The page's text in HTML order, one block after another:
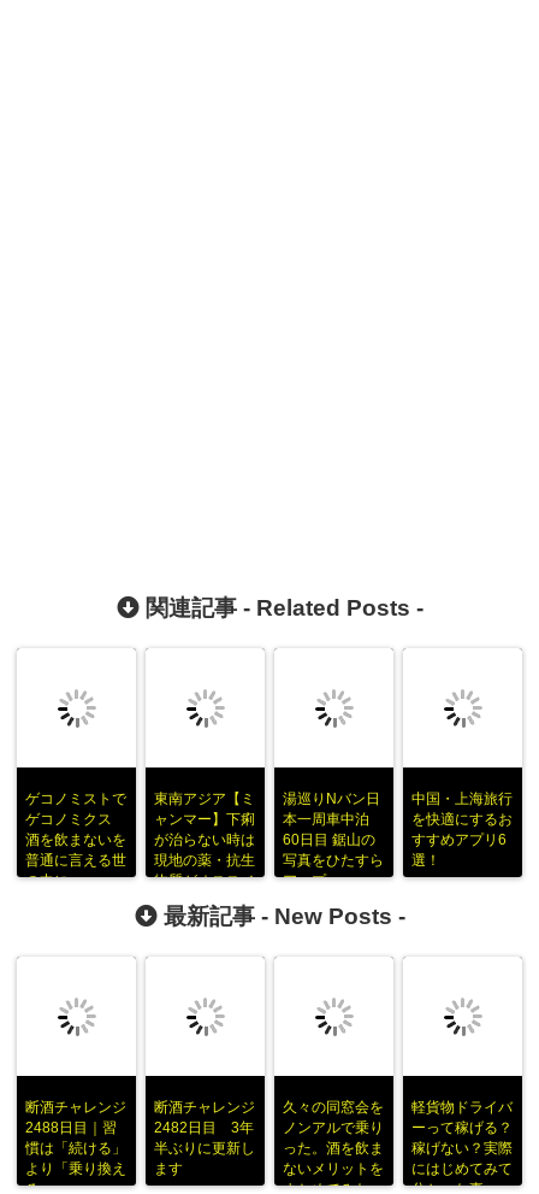
関連記事 - Related Posts -
ゲコノミストで
ゲコノミクス
酒を飲まないを
普通に言える世
の中に
東南アジア【ミ
ャンマー】下痢
が治らない時は
現地の薬・抗生
物質がオススメ
湯巡りNバン日
本一周車中泊
60日目 鋸山の
写真をひたすら
アップ
中国・上海旅行
を快適にするお
すすめアプリ6
選！
最新記事 - New Posts -
断酒チャレンジ
2488日目｜習
慣は「続ける」
より「乗り換え
る」
断酒チャレンジ
2482日目 3年
半ぶりに更新し
ます
久々の同窓会を
ノンアルで乗り
った。酒を飲ま
ないメリットを
まとめてみた
軽貨物ドライバ
ーって稼げる？
稼げない？実際
にはじめてみて
分かった事